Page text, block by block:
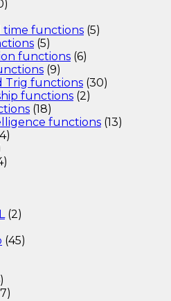
time functions (5)
(5)
functions (6)
(9)
Trig functions (30)
functions (2)
(18)
functions (13)
(2)
(45)